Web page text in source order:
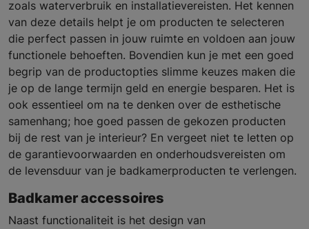
zoals waterverbruik en installatievereisten. Het kennen
van deze details helpt je om producten te selecteren
die perfect passen in jouw ruimte en voldoen aan jouw
functionele behoeften. Bovendien kun je met een goed
begrip van de productopties slimme keuzes maken die
je op de lange termijn geld en energie besparen. Het is
ook essentieel om na te denken over de esthetische
samenhang; hoe goed passen de gekozen producten
bij de rest van je interieur? En vergeet niet te letten op
de garantievoorwaarden en onderhoudsvereisten om
de levensduur van je badkamerproducten te verlengen.
Badkamer accessoires
Naast functionaliteit is het design van